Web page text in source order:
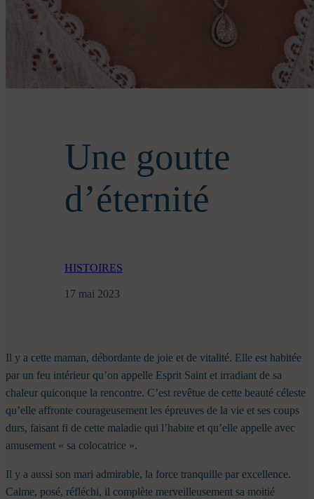
Une goutte
d’éternité
HISTOIRES
17 mai 2023
Il y a cette maman, débordante de joie et de vitalité. Elle est habitée
par un feu intérieur qu’on appelle Esprit Saint et irradiant de sa
chaleur quiconque la rencontre. C’est revêtue de cette beauté céleste
qu’elle affronte courageusement les épreuves de la vie et ses coups
durs, faisant fi de cette maladie qui l’habite et qu’elle appelle avec
amusement « sa colocatrice ».
Il y a aussi son mari admirable, la force tranquille par excellence.
Calme, posé, réfléchi, il complète merveilleusement sa moitié